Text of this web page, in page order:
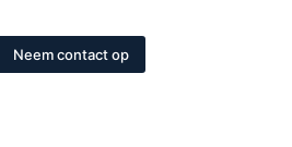
Neem contact op